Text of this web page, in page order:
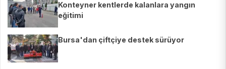
Konteyner kentlerde kalanlara yangın
eğitimi
Bursa'dan çiftçiye destek sürüyor